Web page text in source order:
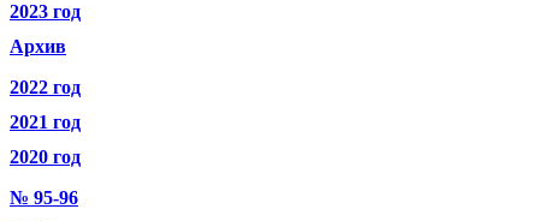
2023 год
Архив
2022 год
2021 год
2020 год
№ 95-96